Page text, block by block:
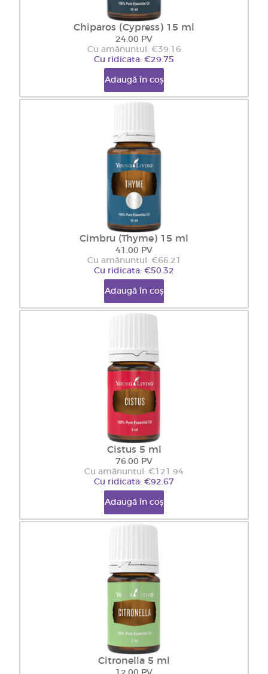
Chiparos (Cypress) 15 ml
24.00 PV
Cu amănuntul: €39.16
Cu ridicata: €29.75
Adaugă în coș
Cimbru (Thyme) 15 ml
41.00 PV
Cu amănuntul: €66.21
Cu ridicata: €50.32
Adaugă în coș
Cistus 5 ml
76.00 PV
Cu amănuntul: €121.94
Cu ridicata: €92.67
Adaugă în coș
Citronella 5 ml